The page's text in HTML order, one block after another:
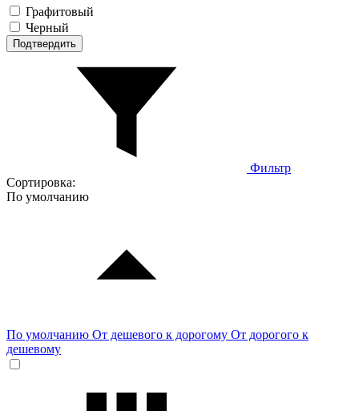
Графитовый
Черный
Подтвердить
Фильтр
Сортировка:
По умолчанию
По умолчанию От дешевого к дорогому От дорогого к
дешевому